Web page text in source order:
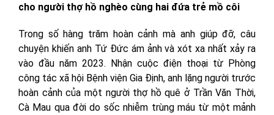
cho người thợ hồ nghèo cùng hai đứa trẻ mồ côi
Trong số hàng trăm hoàn cảnh mà anh giúp đỡ, câu
chuyện khiến anh Tứ Đức ám ảnh và xót xa nhất xảy ra
vào đầu năm 2023. Nhận cuộc điện thoại từ Phòng
công tác xã hội Bệnh viện Gia Định, anh lặng người trước
hoàn cảnh của một người thợ hồ quê ở Trần Văn Thời,
Cà Mau qua đời do sốc nhiễm trùng máu từ một mảnh